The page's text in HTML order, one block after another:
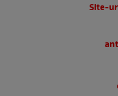
Site-